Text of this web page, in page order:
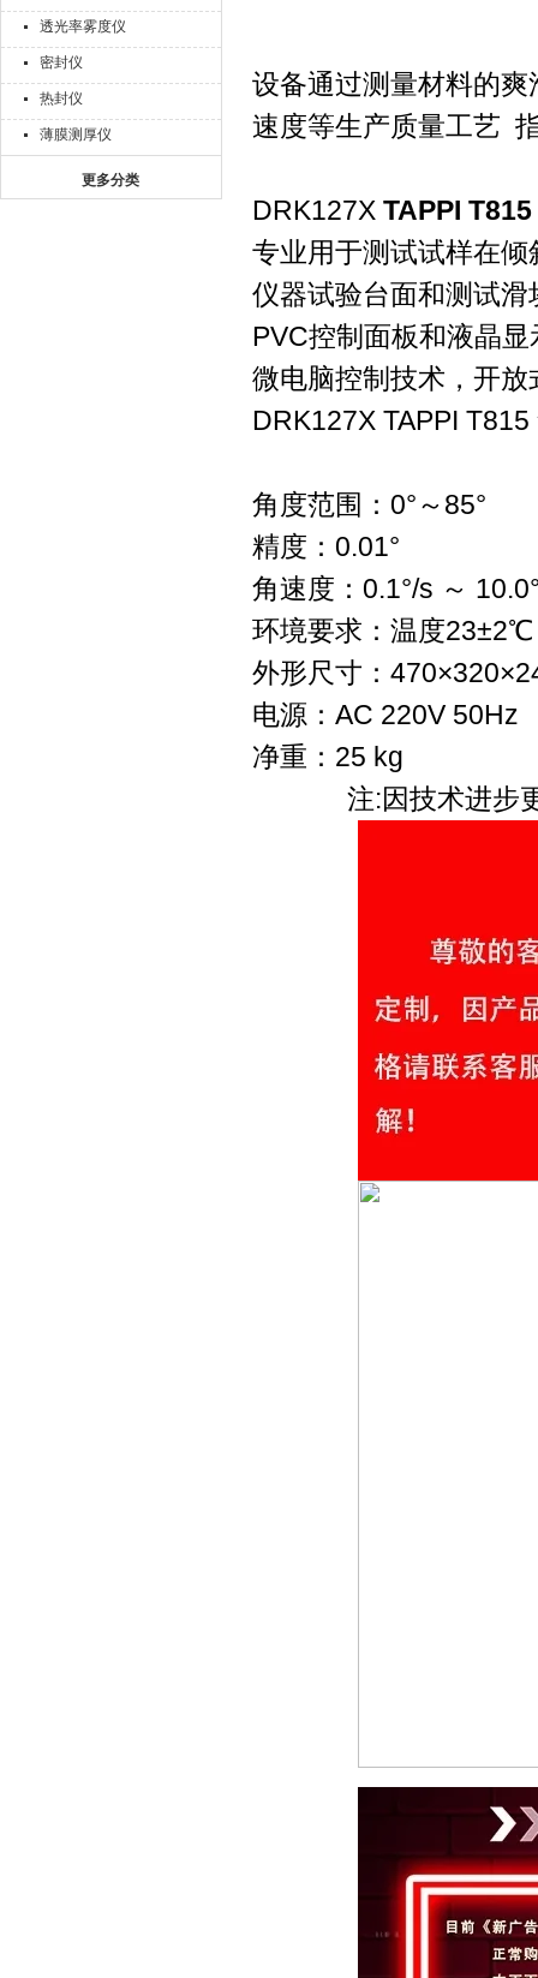
透光率雾度仪
密封仪
热封仪
薄膜测厚仪
更多分类
设备通过测量材料的
速度等生产质量工艺
DRK127X TAPPI
专业用于测试试样在
仪器试验台面和测试
PVC控制面板和液晶
微电脑控制技术，开
DRK127X TAPPI
角度范围：0°～85°
精度：0.01°
角速度：0.1°/s ～
环境要求：温度
外形尺寸：
电源：AC 220V 50Hz
净重：25 kg
注:因技术进步